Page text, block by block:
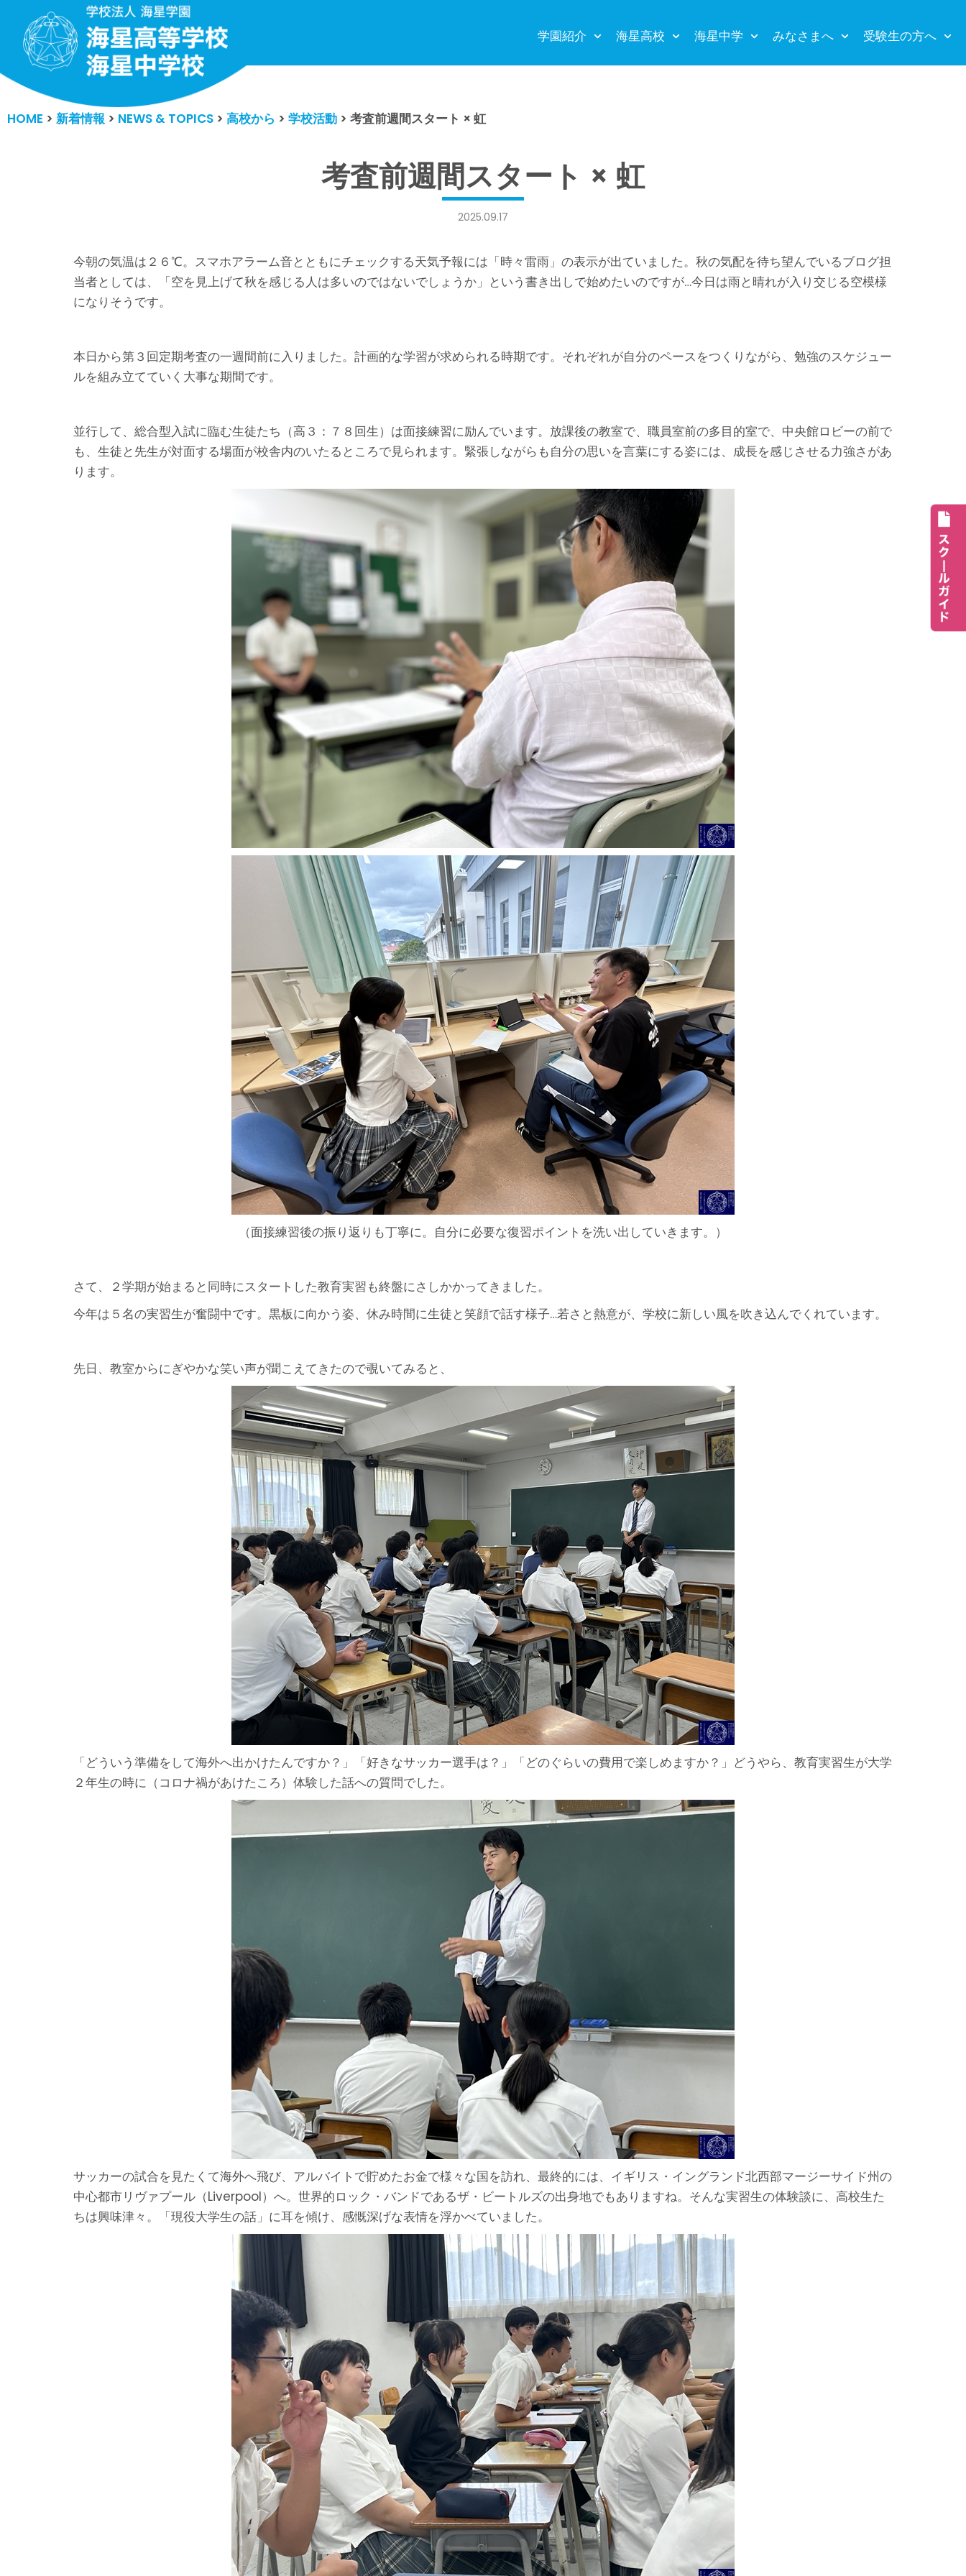
コ
テ
ツ
学園紹介 海星高校 海星中学 みなさまへ 受験生の方へ
HOME > 新着情報> NEWS & TOPICS > 高校から > 学校活動 > 考査前週間スタート × 虹
考査前週間スタート × 虹
2025.09.17
今朝の気温は２６℃。スマホアラーム音とともにチェックする天気予報には「時々雷雨」の表示が出ていました。秋の気配を待ち望んでいるブログ担
当者としては、「空を見上げて秋を感じる人は多いのではないでしょうか」という書き出しで始めたいのですが…今日は雨と晴れが入り交じる空模様
になりそうです。
本日から第３回定期考査の一週間前に入りました。計画的な学習が求められる時期です。それぞれが自分のペースをつくりながら、勉強のスケジュー
ルを組み立てていく大事な期間です。
並行して、総合型入試に臨む生徒たち（高３：７８回生）は面接練習に励んでいます。放課後の教室で、職員室前の多目的室で、中央館ロビーの前で
も、生徒と先生が対面する場面が校舎内のいたるところで見られます。緊張しながらも自分の思いを言葉にする姿には、成長を感じさせる力強さがあ
ります。
（面接練習後の振り返りも丁寧に。自分に必要な復習ポイントを洗い出していきます。）
さて、２学期が始まると同時にスタートした教育実習も終盤にさしかかってきました。
今年は５名の実習生が奮闘中です。黒板に向かう姿、休み時間に生徒と笑顔で話す様子…若さと熱意が、学校に新しい風を吹き込んでくれています。
先日、教室からにぎやかな笑い声が聞こえてきたので覗いてみると、
「どういう準備をして海外へ出かけたんですか？」「好きなサッカー選手は？」「どのぐらいの費用で楽しめますか？」どうやら、教育実習生が大学
２年生の時に（コロナ禍があけたころ）体験した話への質問でした。
サッカーの試合を見たくて海外へ飛び、アルバイトで貯めたお金で様々な国を訪れ、最終的には、イギリス・イングランド北西部マージーサイド州の
中心都市リヴァプール（Liverpool）へ。世界的ロック・バンドであるザ・ビートルズの出身地でもありますね。そんな実習生の体験談に、高校生た
ちは興味津々。「現役大学生の話」に耳を傾け、感慨深げな表情を浮かべていました。